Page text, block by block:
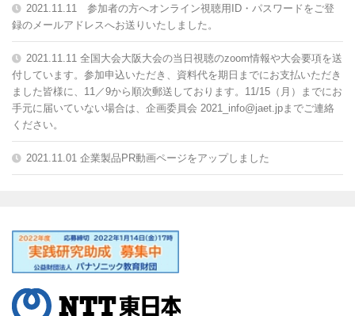
2021.11.11 参加者の方へオンライン視聴用ID・パスワードをご登
録のメールアドレスへお送りいたしました。
2021.11.11 全国大会大阪大会の当日視聴のzoom情報や大会要項を送
付しています。参加申込いただき、資料代を期日までにお支払いただき
ました皆様に、11／9から順次郵送しております。11/15（月）までにお
手元に届いていない場合は、企画委員会 2021_info@jaet.jpまでご連絡
ください。
2021.11.01 企業製品PR動画ページをアップしました